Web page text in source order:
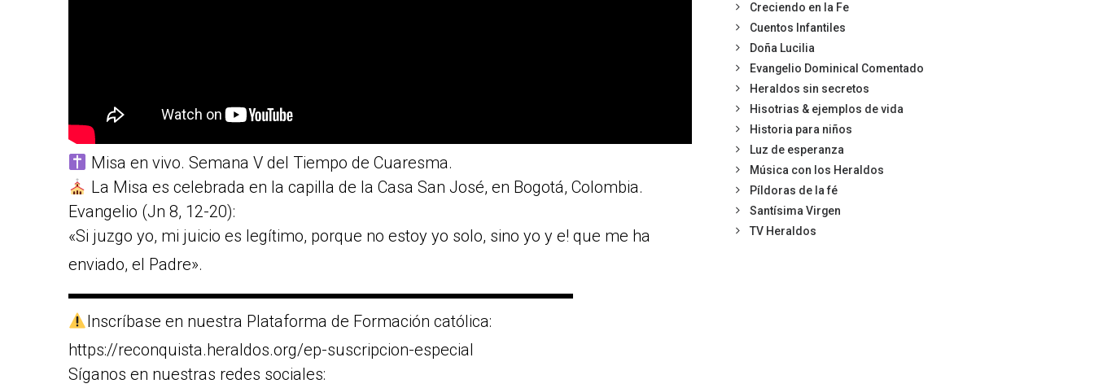
Misa en vivo. Semana V del Tiempo de Cuaresma.
La Misa es celebrada en la capilla de la Casa San José, en Bogotá, Colombia.
Evangelio (Jn 8, 12-20):
«Si juzgo yo, mi juicio es legítimo, porque no estoy yo solo, sino yo y e! que me ha
enviado, el Padre».
▬▬▬▬▬▬▬▬▬▬▬▬▬▬▬▬▬▬▬▬▬▬▬▬▬▬▬▬▬▬▬
Inscríbase en nuestra Plataforma de Formación católica:
https://reconquista.heraldos.org/ep-suscripcion-especial
Síganos en nuestras redes sociales:
Creciendo en la Fe
Cuentos Infantiles
Doña Lucilia
Evangelio Dominical Comentado
Heraldos sin secretos
Hisotrias & ejemplos de vida
Historia para niños
Luz de esperanza
Música con los Heraldos
Píldoras de la fé
Santísima Virgen
TV Heraldos